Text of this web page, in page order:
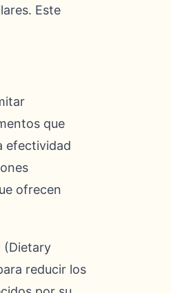
Este
que
efectividad
ofrecen
(Dietary
reducir los